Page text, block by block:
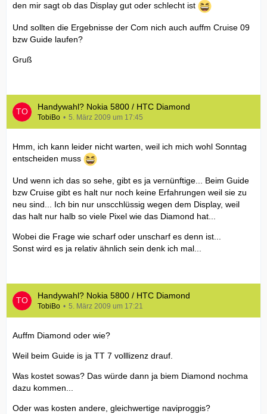
den mir sagt ob das Display gut oder schlecht ist
Und sollten die Ergebnisse der Com nich auch auffm Cruise 09
bzw Guide laufen?
Gruß
Handywahl? Nokia 5800 / HTC Diamond
TobiBo 5. März 2009 um 17:45
Hmm, ich kann leider nicht warten, weil ich mich wohl Sonntag
entscheiden muss
Und wenn ich das so sehe, gibt es ja vernünftige... Beim Guide
bzw Cruise gibt es halt nur noch keine Erfahrungen weil sie zu
neu sind... Ich bin nur unscchlüssig wegen dem Display, weil
das halt nur halb so viele Pixel wie das Diamond hat...
Wobei die Frage wie scharf oder unscharf es denn ist...
Sonst wird es ja relativ ähnlich sein denk ich mal...
Handywahl? Nokia 5800 / HTC Diamond
TobiBo 5. März 2009 um 17:21
Auffm Diamond oder wie?
Weil beim Guide is ja TT 7 volllizenz drauf.
Was kostet sowas? Das würde dann ja biem Diamond nochma
dazu kommen...
Oder was kosten andere, gleichwertige naviproggis?